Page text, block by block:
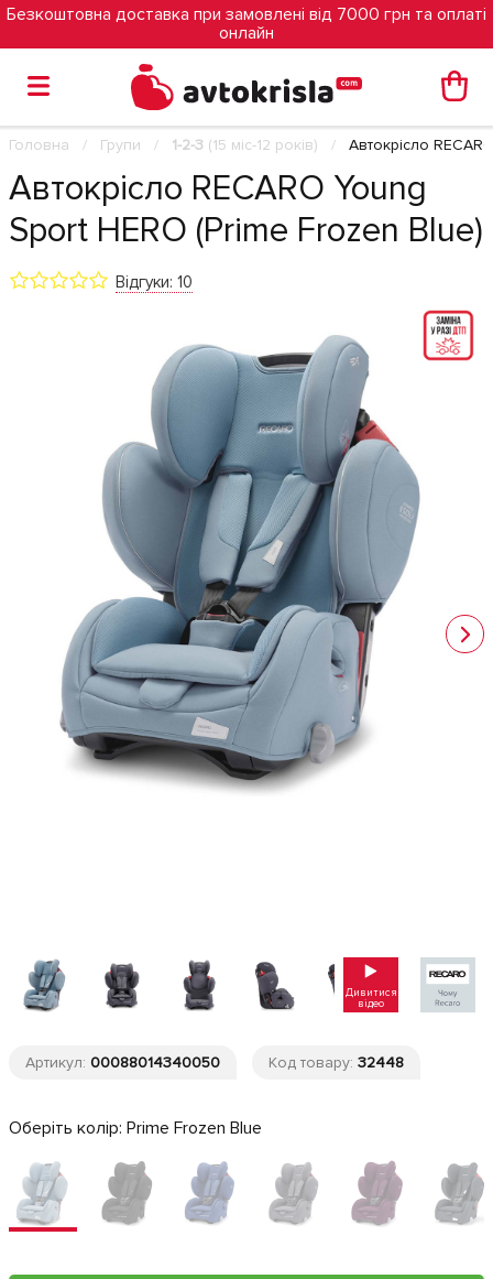
Безкоштовна доставка при замовлені від 7000 грн та оплаті
онлайн
Головна Групи 1-2-3 (15 міс-12 років) Автокрісло
Автокрісло RECARO Young
Sport HERO (Prime Frozen Blue)
Відгуки: 10
Дивитися
відео
Артикул: 00088014340050 Код товару: 32448
Оберіть колір: Prime Frozen Blue